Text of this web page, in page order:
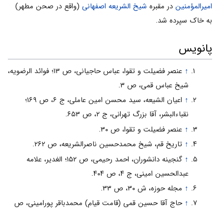
امیرالمؤمنین در مقبره شیخ الشریعه اصفهانی (واقع در صحن مطهر)
به خاک سپرده شد.
پانویس
↑
عنصر فضیلت و تقوا، عباس حاجیانی، ص ۱۳؛ فوائد الرضویه،
شیخ عباس قمی، ص ۳.
↑
اعیان الشیعه، سید محسن امین عاملی، ج ۶، ص ۱۶۹؛
نقباءالبشر، آقا بزرگ تهرانی، ج ۲، ص ۶۵۳.
↑ عنصر فضیلت و تقوا، ص ۳۰.
↑ تاریخ قم،‌ شیخ محمدحسین ناصرالشریعه، ص ۲۶۲.
↑
گنجینه دانشوران، احمد رحیمی، ص ۱۵۲؛ الغدیر، علامه
عبدالحسین امینی، ج ۴، ص ۴۰۴.
↑ مجله حوزه، ش ۳۰، ص ۳۳.
↑ حاج آقا حسین قمی (قامت قیام) محمدباقر پورامینی، ص